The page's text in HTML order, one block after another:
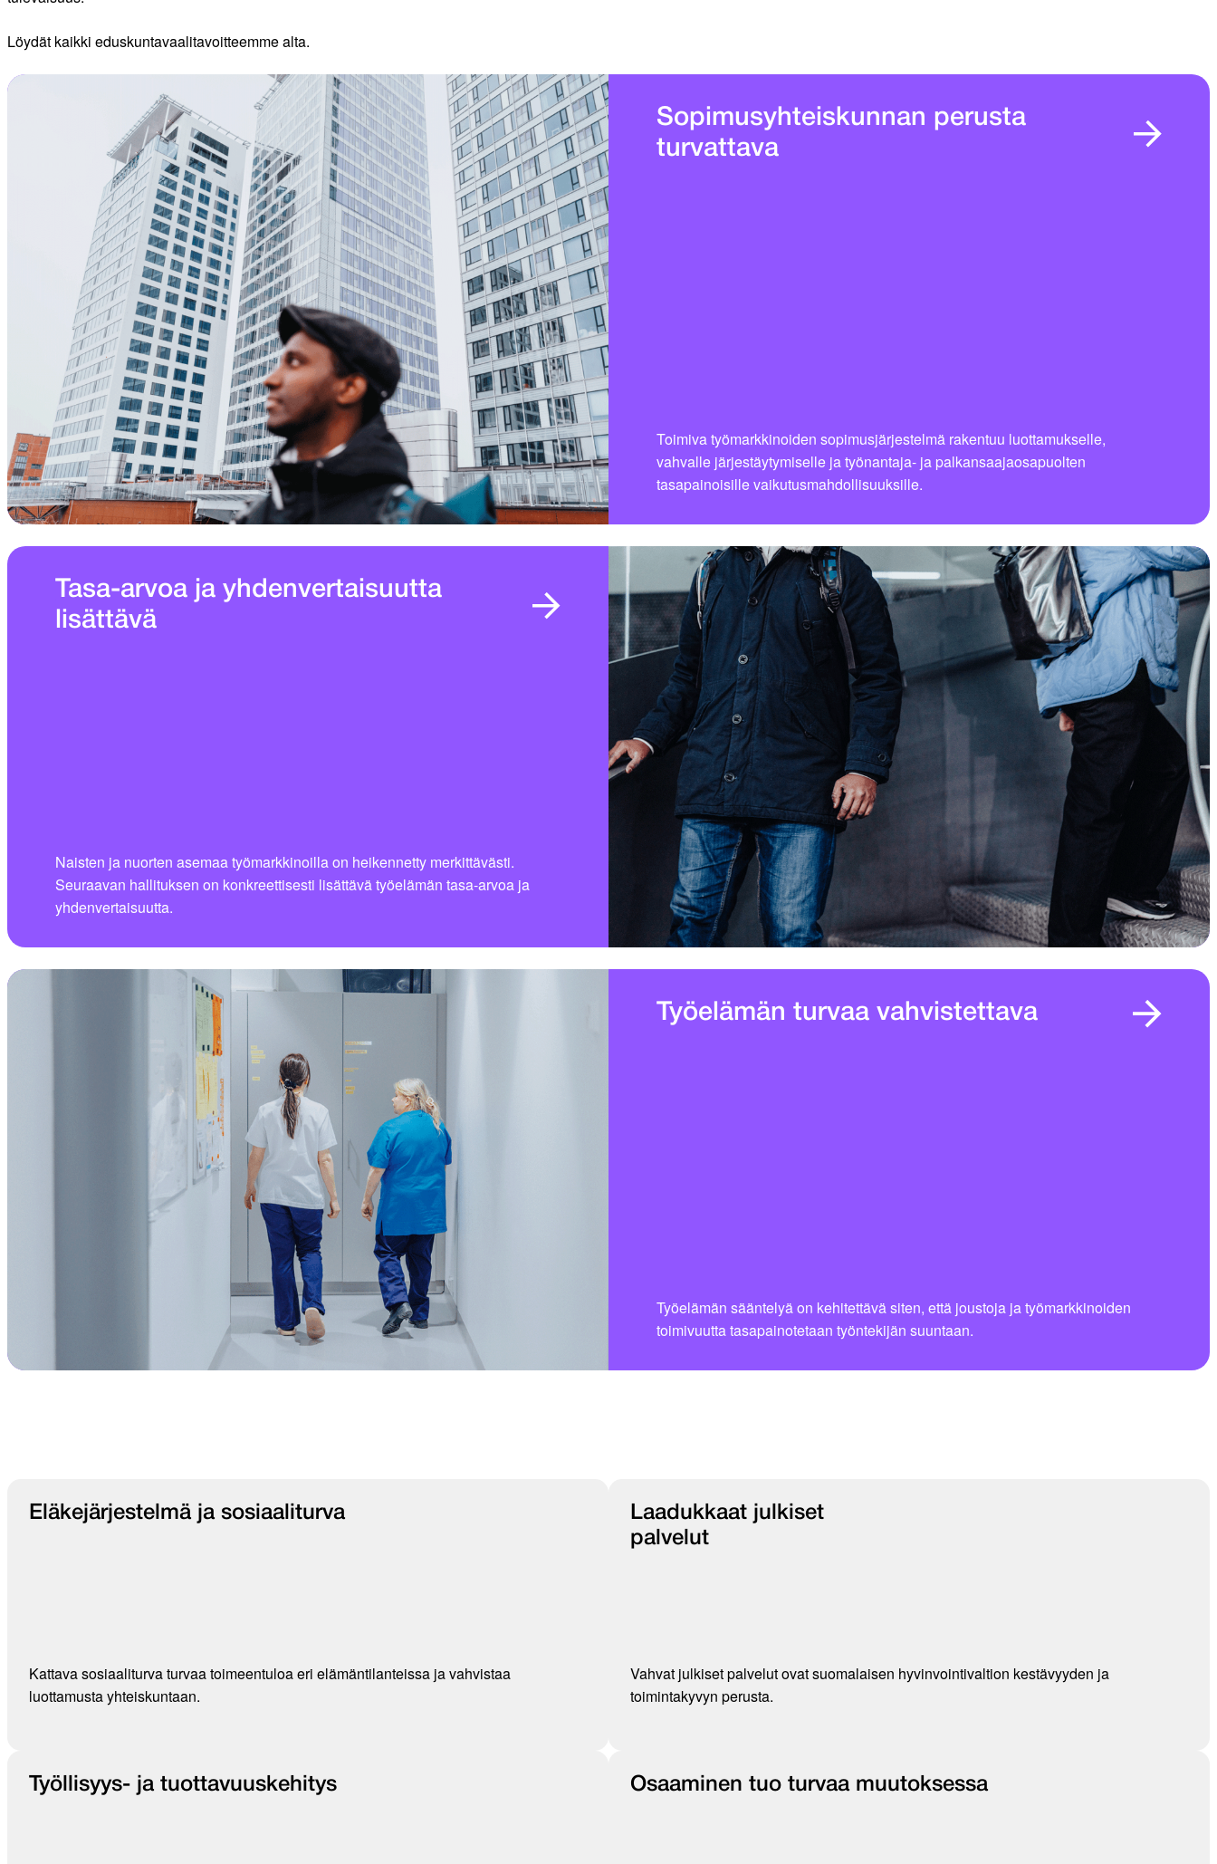
Löydät kaikki eduskuntavaalitavoitteemme alta.
Sopimus­yhteiskunnan perusta
turvattava
Toimiva työmarkkinoiden sopimusjärjestelmä rakentuu luottamukselle,
vahvalle järjestäytymiselle ja työnantaja- ja palkansaajaosapuolten
tasapainoisille vaikutusmahdollisuuksille.
Tasa-arvoa ja yhdenvertaisuutta
lisättävä
Naisten ja nuorten asemaa työmarkkinoilla on heikennetty merkittävästi.
Seuraavan hallituksen on konkreettisesti lisättävä työelämän tasa-arvoa ja
yhdenvertaisuutta.
Työelämän turvaa vahvistettava
Työelämän sääntelyä on kehitettävä siten, että joustoja ja työmarkkinoiden
toimivuutta tasapainotetaan työntekijän suuntaan.
Eläkejärjestelmä ja sosiaaliturva
Kattava sosiaaliturva turvaa toimeentuloa eri elämäntilanteissa ja vahvistaa
luottamusta yhteiskuntaan.
Laadukkaat julkiset
palvelut
Vahvat julkiset palvelut ovat suomalaisen hyvinvointivaltion kestävyyden ja
toimintakyvyn perusta.
Työllisyys- ja tuottavuuskehitys Osaaminen tuo turvaa muutoksessa